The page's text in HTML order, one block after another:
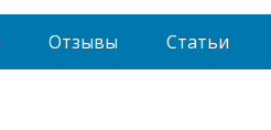
Отзывы Статьи